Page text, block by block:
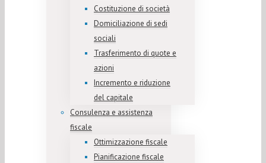
Costituzione di società
Domiciliazione di sedi
sociali
Trasferimento di quote e
azioni
Incremento e riduzione
del capitale
Consulenza e assistenza
fiscale
Ottimizzazione fiscale
Pianificazione fiscale